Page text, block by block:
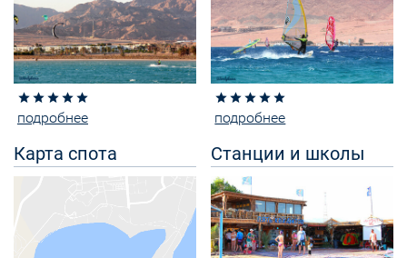
star star star star star
подробнее
star star star star star
подробнее
Станции и школы
Карта спота